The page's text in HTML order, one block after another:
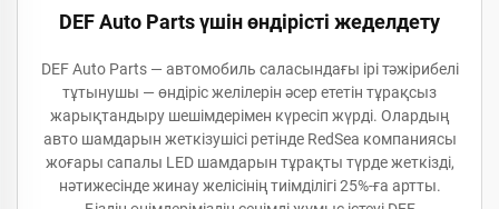
DEF Auto Parts үшін өндірісті жеделдету
DEF Auto Parts — автомобиль саласындағы ірі тәжірибелі
тұтынушы — өндіріс желілерін әсер ететін тұрақсыз
жарықтандыру шешімдерімен күресіп жүрді. Олардың
авто шамдарын жеткізушісі ретінде RedSea компаниясы
жоғары сапалы LED шамдарын тұрақты түрде жеткізді,
нәтижесінде жинау желісінің тиімділігі 25%-ға артты.